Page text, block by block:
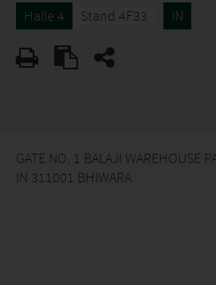
Halle 4 Stand 4F33 IN
GATE NO. 1 BALAJI WAREHOUSE
IN 311001 BHIWARA